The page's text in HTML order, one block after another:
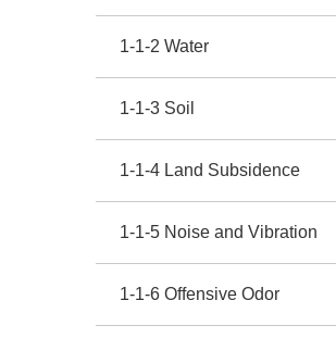
1-1-2 Water
1-1-3 Soil
1-1-4 Land Subsidence
1-1-5 Noise and Vibration
1-1-6 Offensive Odor